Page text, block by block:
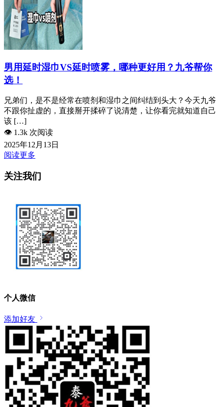
男用延时湿巾VS延时喷雾，哪种更好用？九爷帮你
选！
兄弟们，是不是经常在喷剂和湿巾之间纠结到头大？今天九爷
不跟你扯虚的，直接掰开揉碎了说清楚，让你看完就知道自己
该 […]
👁️ 1.3k 次阅读
2025年12月13日
阅读更多
关注我们
个人微信
添加好友